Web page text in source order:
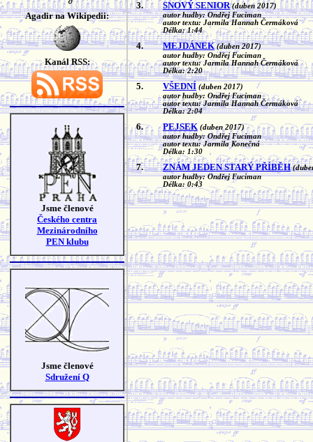
Agadir na Wikipedii:
Kanál RSS:
Jsme členové
Českého centra
Mezinárodního
PEN klubu
Jsme členové
Sdružení Q
3. SNOVÝ SENIOR (duben 2017)
autor hudby: Ondřej Fuciman
autor textu: Jarmila Hannah Čermáková
Délka: 1:44
4. MEJDÁNEK (duben 2017)
autor hudby: Ondřej Fuciman
autor textu: Jarmila Hannah Čermáková
Délka: 2:20
5. VŠEDNÍ (duben 2017)
autor hudby: Ondřej Fuciman
autor textu: Jarmila Hannah Čermáková
Délka: 2:04
6. PEJSEK (duben 2017)
autor hudby: Ondřej Fuciman
autor textu: Jarmila Konečná
Délka: 1:30
7. ZNÁM JEDEN STARÝ PŘÍBĚH
autor hudby: Ondřej Fuciman
Délka: 0:43